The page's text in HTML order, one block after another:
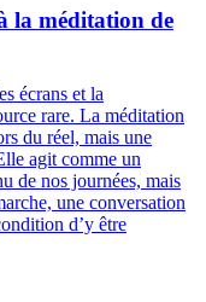
la méditation de
écrans et la
rare. La méditation
du réel, mais une
agit comme un
de nos journées, mais
une conversation
d’y être